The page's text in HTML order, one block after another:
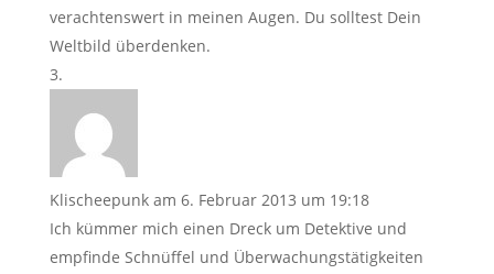
verachtenswert in meinen Augen. Du solltest Dein
Weltbild überdenken.
Klischeepunk am 6. Februar 2013 um 19:18
Ich kümmer mich einen Dreck um Detektive und
empfinde Schnüffel und Überwachungstätigkeiten